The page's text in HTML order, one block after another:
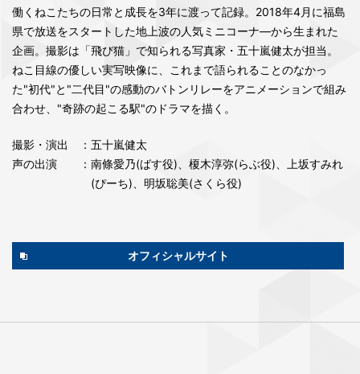
働くねこたちの日常と成長を3年に渡って記録。2018年4月に福島
県で放送をスタートした地上波の人気ミニコーナ―から生まれた
企画。撮影は「飛び猫」で知られる写真家・五十嵐健太が担当。
ねこ目線の優しい実写映像に、これまで語られることのなかっ
た"初代"と"二代目"の感動のバトンリレーをアニメーションで組み
合わせ、"奇跡の起こる駅"のドラマを描く。
撮影・演出
：五十嵐健太
声の出演
：南條愛乃(ばす役)、榎木淳弥(らぶ役)、上坂すみれ
(ぴーち)、明坂聡美(さくら役)
オフィシャルサイト